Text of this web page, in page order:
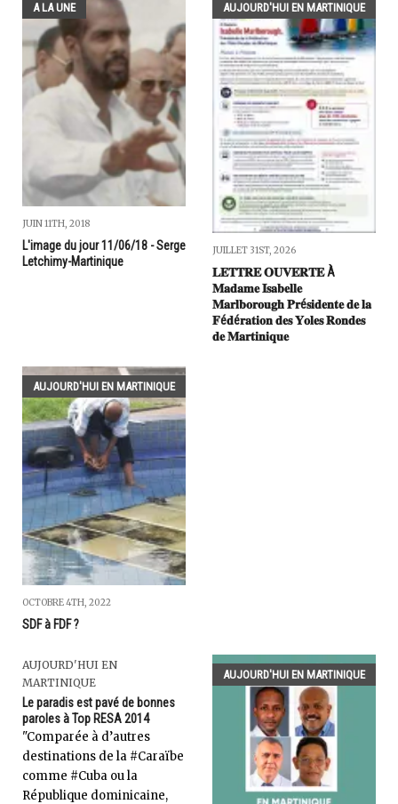
A LA UNE
JUIN 11TH, 2018
L'image du jour 11/06/18 - Serge
Letchimy-Martinique
AUJOURD'HUI EN MARTINIQUE
JUILLET 31ST, 2026
𝐋𝐄𝐓𝐓𝐑𝐄 𝐎𝐔𝐕𝐄𝐑𝐓𝐄 À
𝐌𝐚𝐝𝐚𝐦𝐞 𝐈𝐬𝐚𝐛𝐞𝐥𝐥𝐞
𝐌𝐚𝐫𝐥𝐛𝐨𝐫𝐨𝐮𝐠𝐡 𝐏𝐫é𝐬𝐢𝐝𝐞𝐧𝐭𝐞 𝐝𝐞 𝐥𝐚
𝐅é𝐝é𝐫𝐚𝐭𝐢𝐨𝐧 𝐝𝐞𝐬 𝐘𝐨𝐥𝐞𝐬 𝐑𝐨𝐧𝐝𝐞𝐬
𝐝𝐞 𝐌𝐚𝐫𝐭𝐢𝐧𝐢𝐪𝐮𝐞
AUJOURD'HUI EN MARTINIQUE
OCTOBRE 4TH, 2022
SDF à FDF ?
AUJOURD'HUI EN
MARTINIQUE
Le paradis est pavé de bonnes
paroles à Top RESA 2014
"Comparée à d’autres
destinations de la #Caraïbe
comme #Cuba ou la
République dominicaine,
AUJOURD'HUI EN MARTINIQUE